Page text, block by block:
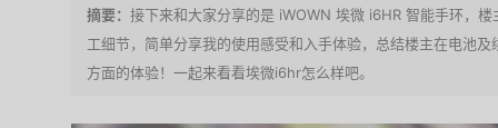
接下来和大家分享的是 iWOWN 埃微 i6HR 智能手环，
工细节，简单分享我的使用感受和入手体验，总结楼主在电池
方面的体验！一起来看看埃微i6hr怎么样吧。